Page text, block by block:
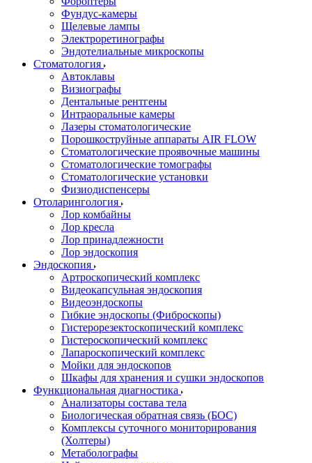
Фундус-камеры
Щелевые лампы
Электроретинографы
Эндотелиальные микроскопы
Стоматология
Автоклавы
Визиографы
Дентальные рентгены
Интраоральные камеры
Лазеры стоматологические
Порошкоструйные аппараты AIR FLOW
Стоматологические проявочные машины
Стоматологические томографы
Стоматологические установки
Физиодиспенсеры
Отоларингология
Лор комбайны
Лор кресла
Лор принадлежности
Лор эндоскопия
Эндоскопия
Артроскопический комплекс
Видеокапсульная эндоскопия
Видеоэндоскопы
Гибкие эндоскопы (Фиброcкопы)
Гистерорезектоскопический комплекс
Гистероскопический комплекс
Лапароскопический комплекс
Мойки для эндоскопов
Шкафы для хранения и сушки эндоскопов
Функциональная диагностика
Анализаторы состава тела
Биологическая обратная связь (БОС)
Комплексы суточного мониторирования
(Холтеры)
Метаболографы